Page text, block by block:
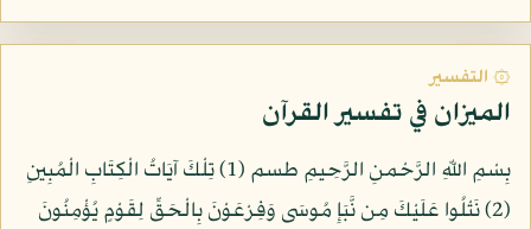
۞ التفسير
الميزان في تفسير القرآن
بِسْمِ اللّهِ الرَّحْمنِ الرَّحِيمِ طسم (1) تِلْكَ آيَاتُ الْكِتَابِ الْمُبِينِ
(2) نَتْلُوا عَلَيْكَ مِن نَّبَإِ مُوسَى وَفِرْعَوْنَ بِالْحَقِّ لِقَوْمٍ يُؤْمِنُونَ